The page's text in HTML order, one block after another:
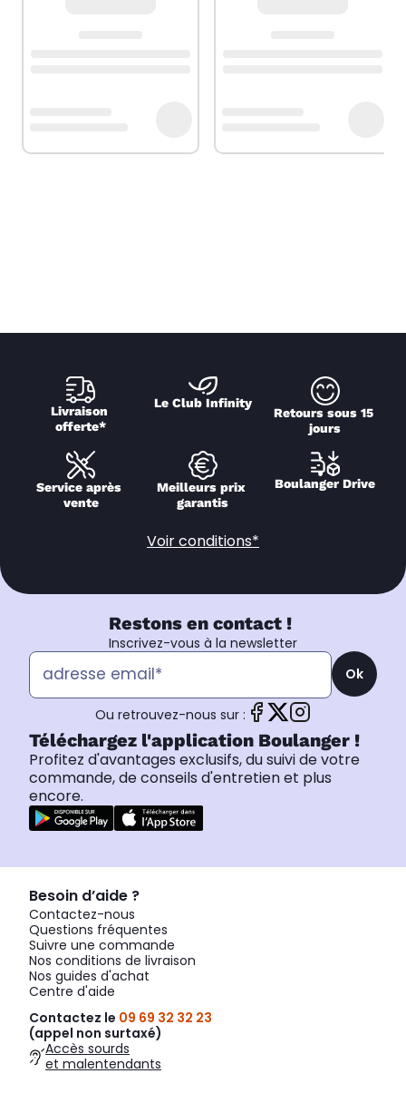
Livraison
offerte*
Le Club Infinity
Retours sous 15
jours
Service après
vente
Meilleurs prix
garantis
Boulanger Drive
Voir conditions*
Restons en contact !
Inscrivez-vous à la newsletter
Ok
Ou retrouvez-nous sur :
Téléchargez l'application Boulanger !
Profitez d'avantages exclusifs, du suivi de votre
commande, de conseils d'entretien et plus
encore.
Besoin d’aide ?
Contactez-nous
Questions fréquentes
Suivre une commande
Nos conditions de livraison
Nos guides d'achat
Centre d'aide
Contactez le 09 69 32 32 23
(appel non surtaxé)
Accès sourds
et malentendants